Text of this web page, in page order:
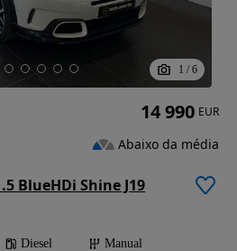
1 / 6
BlueHDi Shine J19
Diesel
Manual
14 990 EUR
Abaixo da média